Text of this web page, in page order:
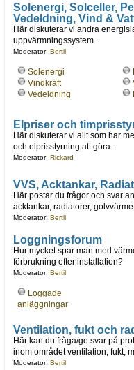
Solenergi, Solceller,
Vedeldning, Vind &
Här diskuterar vi andra
uppvärmningssystem.
Moderator: Bertil
Solenergi
Vindkraft
Vedeldning
Elpriser och
Här diskuterar vi allt som har
och elprisstyrning att göra.
Moderator: Rickard
VVS, Acktankar,
Här postar du frågor och svar
acktankar, radiatorer,
Moderator: Bertil
Loggningsforum
Hur mycket spar man med
förbrukning efter installation?
Moderator: Bertil
Loggade
anläggningar
Ventilation, fukt och
Här kan du fråga/ge svar på
inom området ventilation, fukt,
Moderator: Bertil